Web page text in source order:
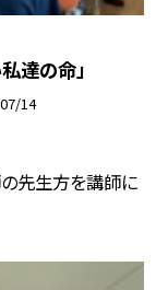
達の命」
14
の先生方を講師に